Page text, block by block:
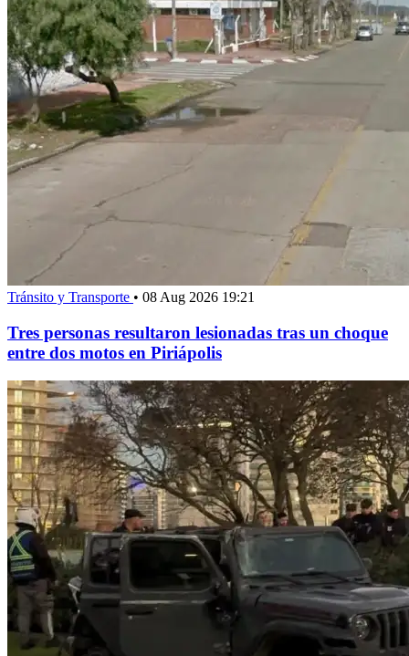
Tránsito y Transporte • 08 Aug 2026 19:21
Tres personas resultaron lesionadas tras un choque
entre dos motos en Piriápolis